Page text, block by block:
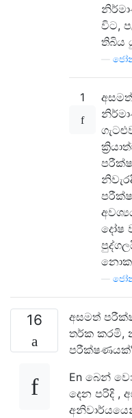
විට,
තිබිය
1
දෝෂ
16
අසමත්
තර්ක කරමි,
En බෙන්
දෙන පරිදි ,